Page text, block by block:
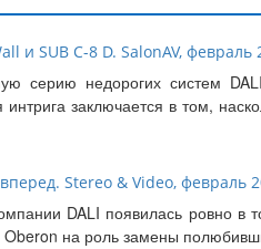
и SUB C-8 D. SalonAV, февраль
серию недорогих систем
интрига заключается в том,
Stereo & Video, февраль
DALI появилась ровно
на роль замены